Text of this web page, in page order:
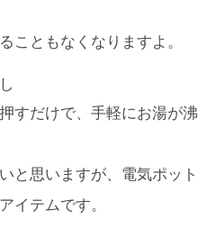
こともなくなりますよ。
すだけで、手軽にお湯が沸
と思いますが、電気ポット
イテムです。